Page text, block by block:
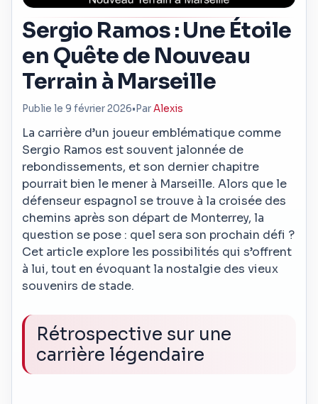
Sergio Ramos : Une Étoile
en Quête de Nouveau
Terrain à Marseille
Publie le 9 février 2026• ParAlexis
La carrière d’un joueur emblématique comme
Sergio Ramos est souvent jalonnée de
rebondissements, et son dernier chapitre
pourrait bien le mener à Marseille. Alors que le
défenseur espagnol se trouve à la croisée des
chemins après son départ de Monterrey, la
question se pose : quel sera son prochain défi ?
Cet article explore les possibilités qui s’offrent
à lui, tout en évoquant la nostalgie des vieux
souvenirs de stade.
Rétrospective sur une
carrière légendaire